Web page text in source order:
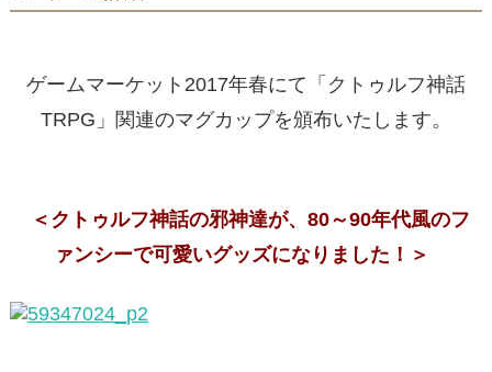
ゲームマーケット2017年春にて「クトゥルフ神話
TRPG」関連のマグカップを頒布いたします。
＜クトゥルフ神話の邪神達が、80～90年代風のフ
ァンシーで可愛いグッズになりました！＞